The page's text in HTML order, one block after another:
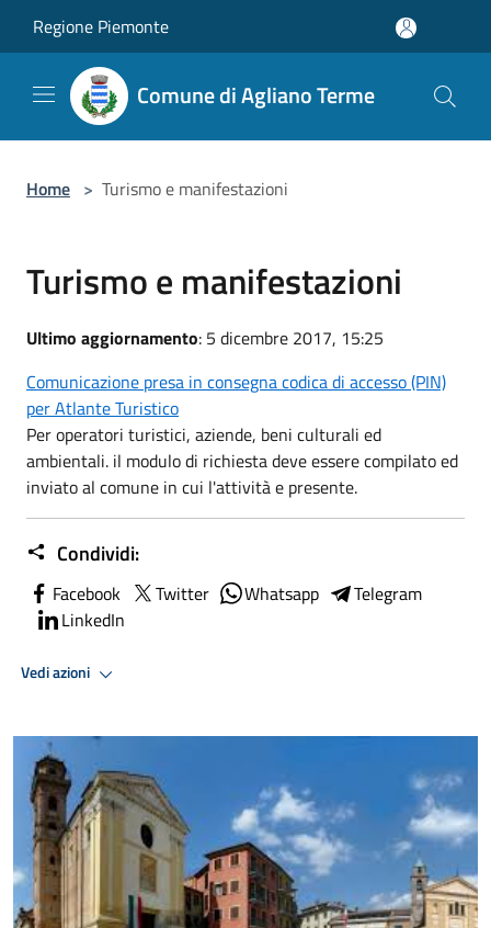
Regione Piemonte
Comune di Agliano Terme
Home > Turismo e manifestazioni
Turismo e manifestazioni
Ultimo aggiornamento: 5 dicembre 2017, 15:25
Comunicazione presa in consegna codica di accesso (PIN)
per Atlante Turistico
Per operatori turistici, aziende, beni culturali ed
ambientali. il modulo di richiesta deve essere compilato ed
inviato al comune in cui l'attività e presente.
Condividi:
Facebook Twitter Whatsapp
Telegram
LinkedIn
Vedi azioni